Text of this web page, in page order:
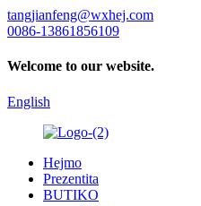
tangjianfeng@wxhej.com
0086-13861856109
Welcome to our website.
English
Hejmo
Prezentita
BUTIKO